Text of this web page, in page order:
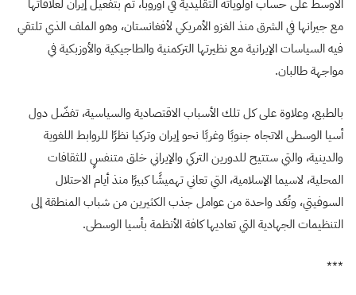
الأوسط على حساب أولوياته التقليدية في أوروبا، ثم بتفعيل إيران لعلاقاتها
مع جيرانها في الشرق منذ الغزو الأمريكي لأفغانستان، وهو الملف الذي تلتقي
فيه السياسات الإيرانية مع نظيرتها التركمنية والطاجيكية والأوزبكية في
مواجهة طالبان.
بالطبع، وعلاوة على كل تلك الأسباب الاقتصادية والسياسية، تفضّل دول
أسيا الوسطى الاتجاه جنوبًا وغربًا نحو إيران وتركيا نظرًا للروابط اللغوية
والدينية، والتي ستتيح للدورين التركي والإيراني خلق متنفسٍ للثقافات
المحلية، لاسيما الإسلامية، التي تعاني تهميشًا كبيرًا منذ أيام الاحتلال
السوفيتي، وتُعَد واحدة من عوامل جذب الكثيرين من شباب المنطقة إلى
التنظيمات الجهادية التي تعاديها كافة الأنظمة بأسيا الوسطى.
***